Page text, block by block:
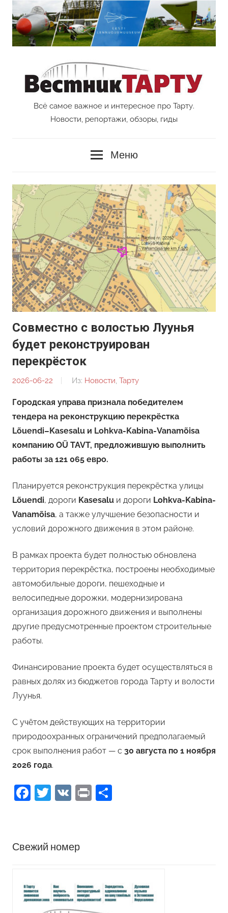
Перейти
содержимому
Vestnik
Всё самое важное и интересное про Тарту.
Новости, репортажи, обзоры, гиды
Меню
Совместно с волостью Луунья
будет реконструирован
перекрёсток
2026-06-22
От:
Из: Новости, Тарту
Городская управа признала победителем
тендера на реконструкцию перекрёстка
Lõuendi–Kasesalu и Lohkva-Kabina-Vanamõisa
компанию OÜ TAVT, предложившую выполнить
работы за 121 065 евро.
Планируется реконструкция перекрёстка улицы
Lõuendi, дороги Kasesalu и дороги Lohkva-Kabina-
Vanamõisa, а также улучшение безопасности и
условий дорожного движения в этом районе.
В рамках проекта будет полностью обновлена
территория перекрёстка, построены необходимые
автомобильные дороги, пешеходные и
велосипедные дорожки, модернизирована
организация дорожного движения и выполнены
другие предусмотренные проектом строительные
работы.
Финансирование проекта будет осуществляться в
равных долях из бюджетов города Тарту и волости
Луунья.
С учётом действующих на территории
природоохранных ограничений предполагаемый
срок выполнения работ — с 30 августа по 1 ноября
2026 года.
Facebook
Twitter
VK Print
Свежий номер